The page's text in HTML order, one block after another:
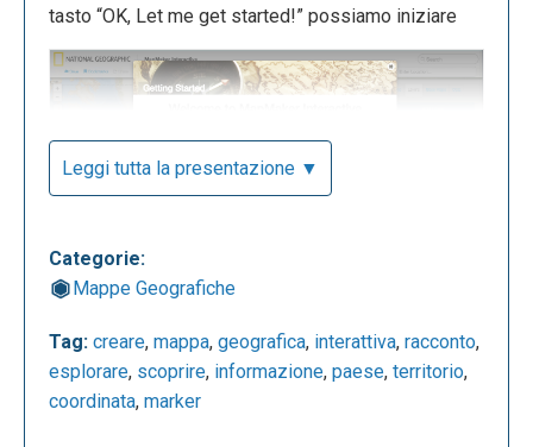
tasto “OK, Let me get started!” possiamo iniziare
Questa è la schermata di lavoro dell’applicazione. A
destra troviamo una serie di opzioni (legenda, livelli,
diversi strumenti di lavoro. Vediamo le opzioni utili
per iniziare:
Leggi tutta la presentazione ▼
Categorie:
Mappe Geografiche
Tag: creare, mappa, geografica, interattiva, racconto,
esplorare, scoprire, informazione, paese, territorio,
coordinata, marker